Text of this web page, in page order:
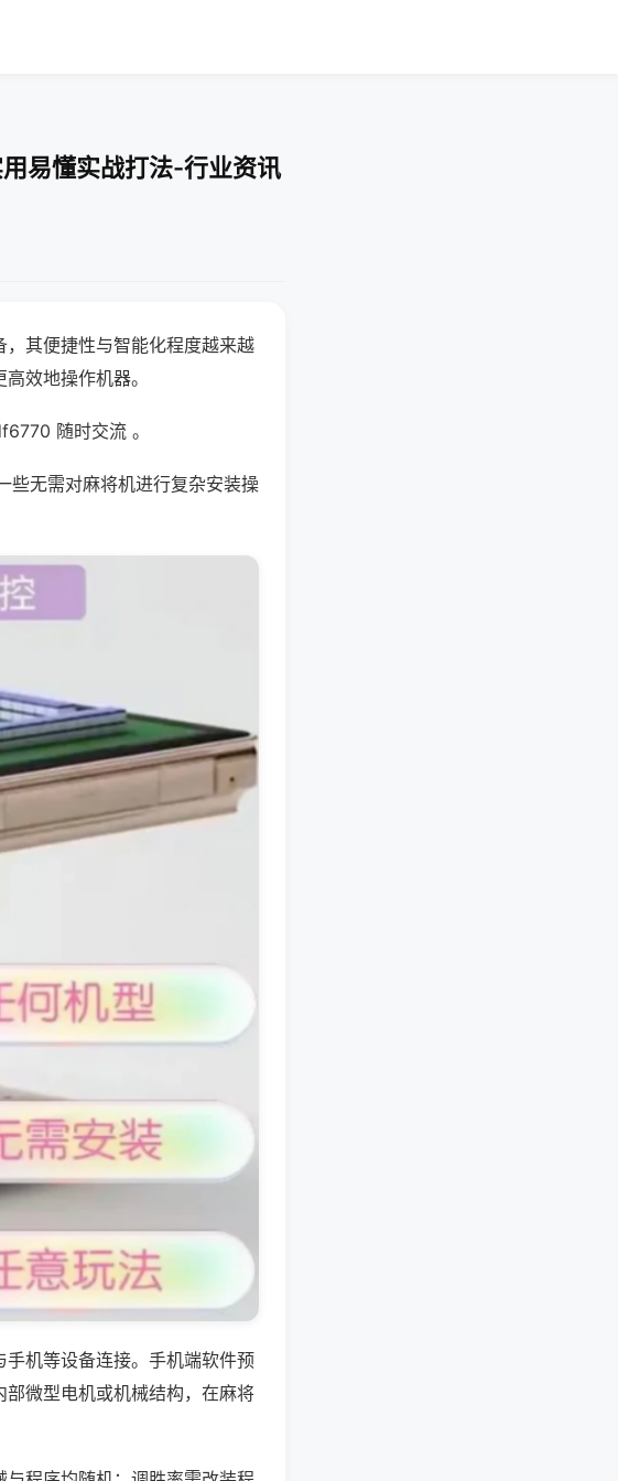
易懂实战打法-行业资讯
，其便捷性与智能化程度越来越
效地操作机器。
随时交流 。
些无需对麻将机进行复杂安装操
机等设备连接。手机端软件预
微型电机或机械结构，在麻将